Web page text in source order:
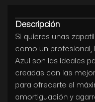
Descripción
Si quieres unas
como un profesional,
Azul son las ideales
creadas con las
para ofrecerte el
amortiguación y